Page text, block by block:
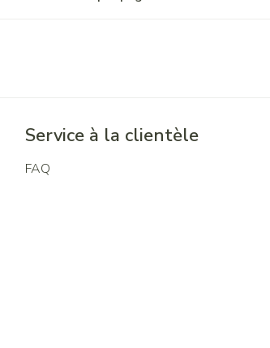
Service à la clientèle
FAQ